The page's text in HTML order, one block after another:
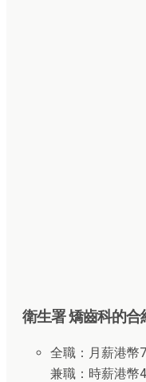
衛生署 矯齒科的合
全職：月薪港幣
兼職：時薪港幣